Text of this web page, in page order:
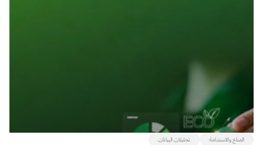
المناخ والاستدامة تحليلات البيانات